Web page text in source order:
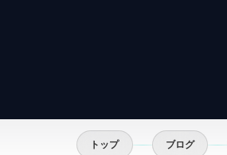
トップ ブログ